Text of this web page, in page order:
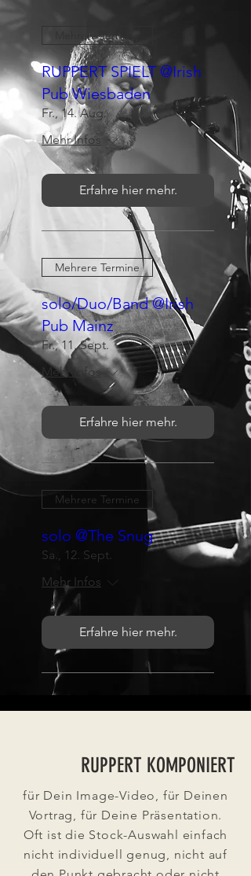
Mehrere Termine
RUPPERT SPIELT @Irish
Pub Wiesbaden
Fr., 14. Aug.
Mehr Infos
Erfahre hier mehr.
Mehrere Termine
solo/Duo/Band @Irish
Pub Mainz
Fr., 11. Sept.
Mehr Infos
Erfahre hier mehr.
Mehrere Termine
solo @The Snug
Sa., 12. Sept.
Mehr Infos
Erfahre hier mehr.
RUPPERT KOMPONIERT
für Dein Image-Video, für Deinen
Vortrag, für Deine Präsentation.
Oft ist die Stock-Auswahl einfach
nicht individuell genug, nicht auf